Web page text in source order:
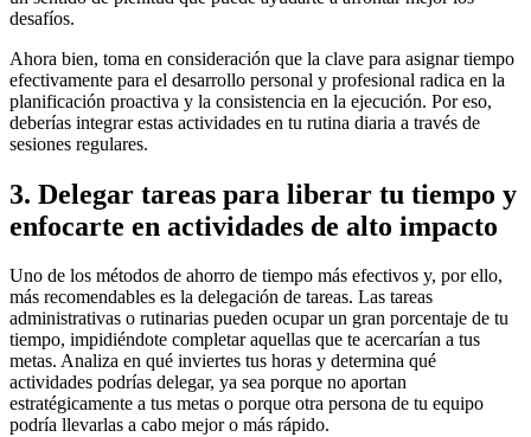
desafíos.
Ahora bien, toma en consideración que la clave para asignar tiempo
efectivamente para el desarrollo personal y profesional radica en la
planificación proactiva y la consistencia en la ejecución. Por eso,
deberías integrar estas actividades en tu rutina diaria a través de
sesiones regulares.
3. Delegar tareas para liberar tu tiempo y
enfocarte en actividades de alto impacto
Uno de los métodos de ahorro de tiempo más efectivos y, por ello,
más recomendables es la delegación de tareas. Las tareas
administrativas o rutinarias pueden ocupar un gran porcentaje de tu
tiempo, impidiéndote completar aquellas que te acercarían a tus
metas. Analiza en qué inviertes tus horas y determina qué
actividades podrías delegar, ya sea porque no aportan
estratégicamente a tus metas o porque otra persona de tu equipo
podría llevarlas a cabo mejor o más rápido.